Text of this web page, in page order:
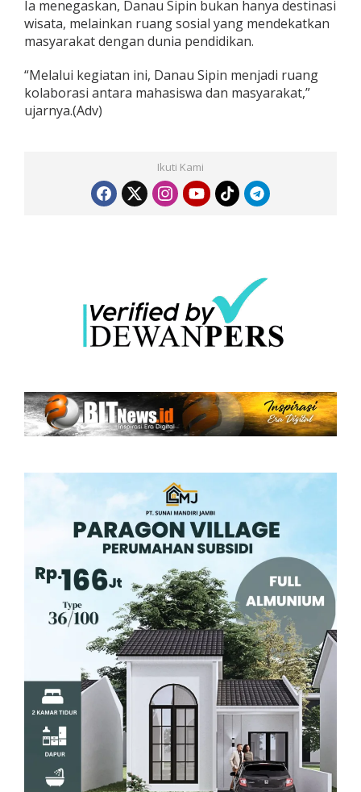
Ia menegaskan, Danau Sipin bukan hanya destinasi
wisata, melainkan ruang sosial yang mendekatkan
masyarakat dengan dunia pendidikan.
“Melalui kegiatan ini, Danau Sipin menjadi ruang
kolaborasi antara mahasiswa dan masyarakat,”
ujarnya.(Adv)
Ikuti Kami